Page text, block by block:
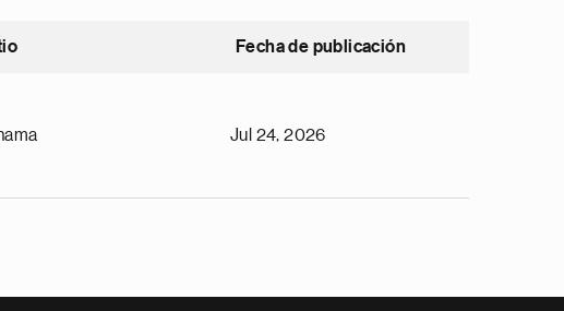
Fecha de publicación
Jul 24, 2026